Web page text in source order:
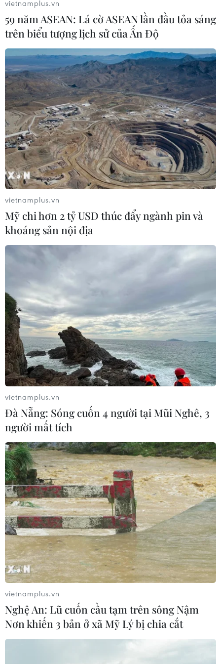
Chương trình phẫu thuật nhân đạo cho
bệnh nhân bị dị tật môi
11/06/2019 10:52
Kể từ khi bắt đầu hoạt động vào năm 1989 tại Việt
Nam, Operation Smile đã mang lại nụ cười cho hơn
44.000 trẻ em trên khắp mọi miền đất nước.
vietnamplus.vn
59 năm ASEAN: Lá cờ ASEAN lần đầu tỏa sáng
trên biểu tượng lịch sử của Ấn Độ
vietnamplus.vn
Mỹ chi hơn 2 tỷ USD thúc đẩy ngành pin và
khoáng sản nội địa
vietnamplus.vn
Đà Nẵng: Sóng cuốn 4 người tại Mũi Nghê, 3
người mất tích
vietnamplus.vn
Nghệ An: Lũ cuốn cầu tạm trên sông Nậm
Nơn khiến 3 bản ở xã Mỹ Lý bị chia cắt